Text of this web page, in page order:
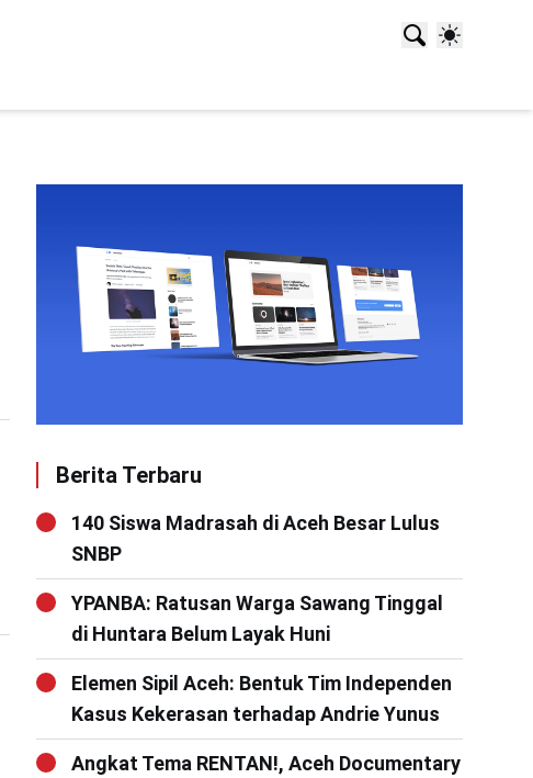
Berita Terbaru
140 Siswa Madrasah di Aceh Besar Lulus
SNBP
YPANBA: Ratusan Warga Sawang Tinggal
di Huntara Belum Layak Huni
Elemen Sipil Aceh: Bentuk Tim Independen
Kasus Kekerasan terhadap Andrie Yunus
Angkat Tema RENTAN!, Aceh Documentary